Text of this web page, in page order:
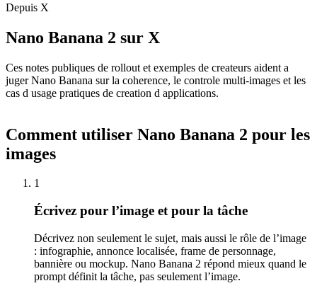
Depuis X
Nano Banana 2 sur X
Ces notes publiques de rollout et exemples de createurs aident a
juger Nano Banana sur la coherence, le controle multi-images et les
cas d usage pratiques de creation d applications.
Comment utiliser Nano Banana 2 pour les
images
1
Écrivez pour l’image et pour la tâche
Décrivez non seulement le sujet, mais aussi le rôle de l’image
: infographie, annonce localisée, frame de personnage,
bannière ou mockup. Nano Banana 2 répond mieux quand le
prompt définit la tâche, pas seulement l’image.